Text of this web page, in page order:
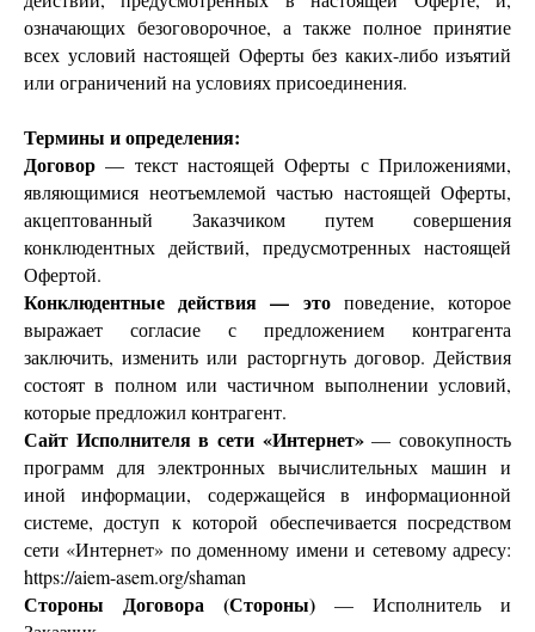
означающих безоговорочное, а также полное принятие
всех условий настоящей Оферты без каких-либо изъятий
или ограничений на условиях присоединения.
Термины и определения:
Договор — текст настоящей Оферты с Приложениями,
являющимися неотъемлемой частью настоящей Оферты,
акцептованный Заказчиком путем совершения
конклюдентных действий, предусмотренных настоящей
Офертой.
Конклюдентные действия — этоповедение, которое
выражает согласие с предложением контрагента
заключить, изменить или расторгнуть договор. Действия
состоят в полном или частичном выполнении условий,
которые предложил контрагент.
Сайт Исполнителя в сети «Интернет»— совокупность
программ для электронных вычислительных машин и
иной информации, содержащейся в информационной
системе, доступ к которой обеспечивается посредством
сети «Интернет» по доменному имени и сетевому адресу:
https://aiem-asem.org/shaman
Стороны Договора (Стороны) — Исполнитель и